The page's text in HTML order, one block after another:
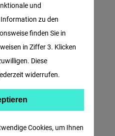
für andere junge
dienen
Englisch
Cookies, um Ihnen
und
zu den
finden Sie in
in Ziffer 3. Klicken
Diese
widerrufen.